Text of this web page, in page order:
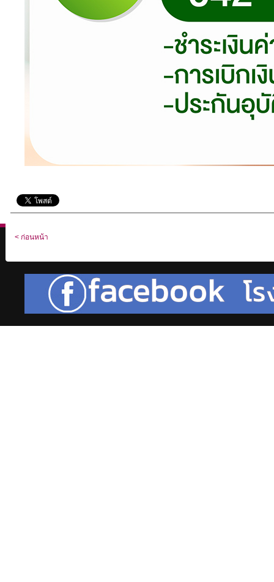
< ก่อนหน้า